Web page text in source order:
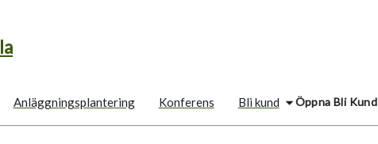
Anläggningsplantering Konferens Bli kund Öppna Bli Kund